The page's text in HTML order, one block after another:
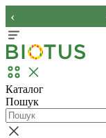
‹
Каталог
Пошук